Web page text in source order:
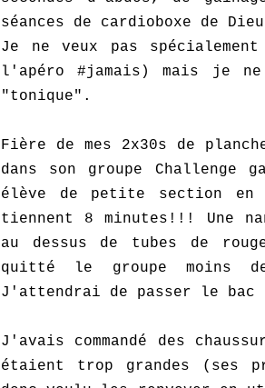
séances de cardioboxe de
Je ne veux pas
l'apéro #jamais) mais je
"tonique".
Fière de mes 2x30s de
dans son groupe Challenge
élève de petite section en
tiennent 8 minutes!!! Une
au dessus de tubes de
quitté le groupe moins
J'attendrai de passer le bac
J'avais commandé des
étaient trop grandes (ses